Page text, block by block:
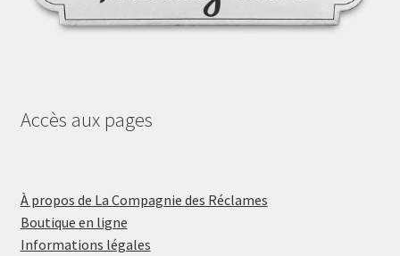
Accès aux pages
À propos de La Compagnie des Réclames
Boutique en ligne
Informations légales